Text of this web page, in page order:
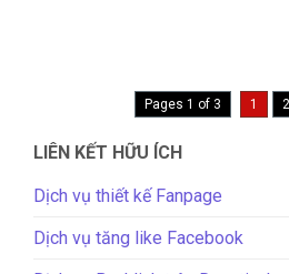
Pages 1 of 3 1 2
LIÊN KẾT HỮU ÍCH
Dịch vụ thiết kế Fanpage
Dịch vụ tăng like Facebook